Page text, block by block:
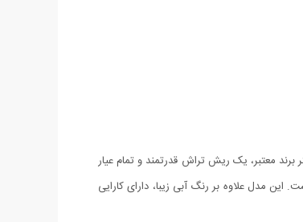
معتبر، یک ریش تراش قدرتمند و تمام عیار
مدل علاوه بر رنگ آبی زیبا، دارای کارایی